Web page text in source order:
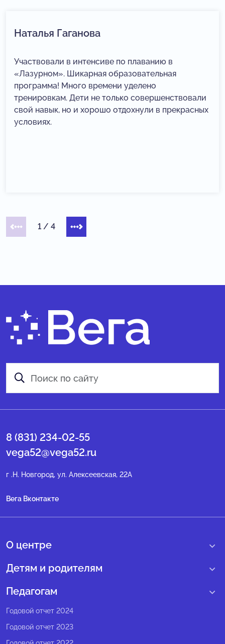
Наталья Гаганова
Участвовали в интенсиве по плаванию в
«Лазурном». Шикарная образовательная
программа! Много времени уделено
тренировкам. Дети не только совершенствовали
свой навык, но и хорошо отдохнули в прекрасных
условиях.
1/ 4
8 (831) 234-02-55
vega52@vega52.ru
г .Н. Новгород, ул. Алексеевская, 22А
Вега Вконтакте
О центре
О нас
Структура регионального центра
Педагогический состав
Попечительский совет
Детям и родителям
Учебные интенсивные сборы
Педагогам
Программы Веги
Программы Сириус
Годовой отчет 2024
Годовой отчет 2023